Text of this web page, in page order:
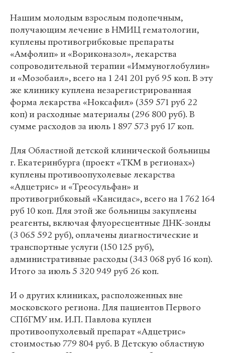
Нашим молодым взрослым подопечным,
получающим лечение в НМИЦ гематологии,
куплены противогрибковые препараты
«Амфолип» и «Вориконазол», лекарства
сопроводительной терапии «Иммуноглобулин»
и «Мозобаил», всего на 1 241 201 руб 95 коп. В эту
же клинику куплена незарегистрированная
форма лекарства «Ноксафил» (359 571 руб 22
коп) и расходные материалы (296 800 руб). В
сумме расходов за июль 1 897 573 руб 17 коп.
Для Областной детской клинической больницы
г. Екатеринбурга (проект «ТКМ в регионах»)
куплены противоопухолевые лекарства
«Адцетрис» и «Треосульфан» и
противогрибковый «Кансидас», всего на 1 762 164
руб 10 коп. Для этой же больницы закуплены
реагенты, включая флуоресцентные ДНК-зонды
(3 065 592 руб), оплачены диагностические и
транспортные услуги (150 125 руб),
административные расходы (343 068 руб 16 коп).
Итого за июль 5 320 949 руб 26 коп.
И о других клиниках, расположенных вне
московского региона. Для пациентов Первого
СПбГМУ им. И.П. Павлова куплен
противоопухолевый препарат «Адцетрис»
стоимостью 779 804 руб. В Детскую областную